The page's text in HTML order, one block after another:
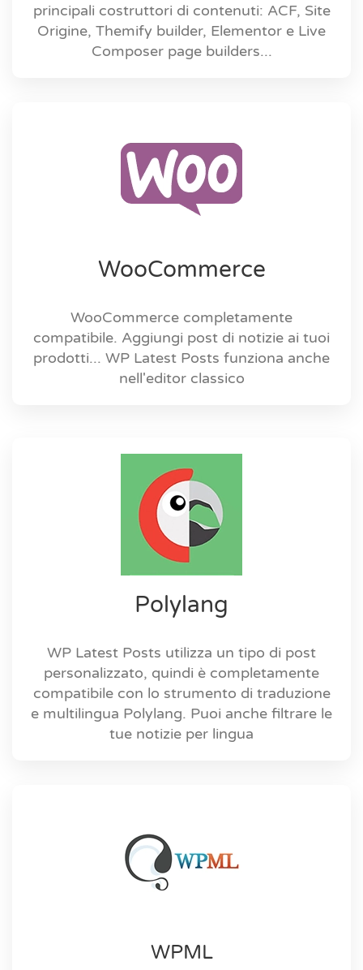
principali costruttori di contenuti: ACF, Site
Origine, Themify builder, Elementor e Live
Composer page builders...
WooCommerce
WooCommerce completamente
compatibile. Aggiungi post di notizie ai tuoi
prodotti... WP Latest Posts funziona anche
nell'editor classico
Polylang
WP Latest Posts utilizza un tipo di post
personalizzato, quindi è completamente
compatibile con lo strumento di traduzione
e multilingua Polylang. Puoi anche filtrare le
tue notizie per lingua
WPML